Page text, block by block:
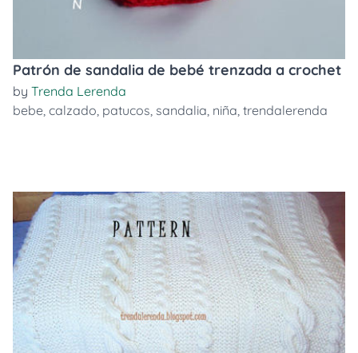
Patrón de sandalia de bebé trenzada a crochet
by Trenda Lerenda
bebe, calzado, patucos, sandalia, niña, trendalerenda